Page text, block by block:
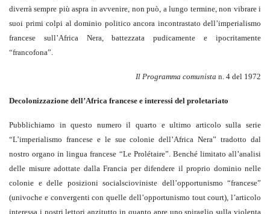
diverrà sempre più aspra in avvenire, non può, a lungo termine, non vibrare i
suoi primi colpi al dominio politico ancora incontrastato dell’imperialismo
francese sull’Africa Nera, battezzata pudicamente e ipocritamente
“francofona”.
Il Programma comunista n. 4 del 1972
Decolonizzazione dell’Africa francese e interessi del proletariato
Pubblichiamo in questo numero il quarto e ultimo articolo sulla serie
“L’imperialismo francese e le sue colonie dell’Africa Nera” tradotto dal
nostro organo in lingua francese “Le Prolétaire”. Benché limitato all’analisi
delle misure adottate dalla Francia per difendere il proprio dominio nelle
colonie e delle posizioni socialscioviniste dell’opportunismo “francese”
(univoche e convergenti con quelle dell’opportunismo tout court), l’articolo
interessa i nostri lettori anzitutto in quanto apre uno spiraglio sulla violenta